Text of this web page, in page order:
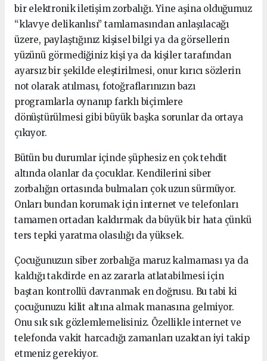
bir elektronik iletişim zorbalığı. Yine aşina olduğumuz
“klavye delikanlısı” tamlamasından anlaşılacağı
üzere, paylaştığınız kişisel bilgi ya da görsellerin
yüzünü görmediğiniz kişi ya da kişiler tarafından
ayarsız bir şekilde eleştirilmesi, onur kırıcı sözlerin
not olarak atılması, fotoğraflarınızın bazı
programlarla oynanıp farklı biçimlere
dönüştürülmesi gibi büyük başka sorunlar da ortaya
çıkıyor.
Bütün bu durumlar içinde şüphesiz en çok tehdit
altında olanlar da çocuklar. Kendilerini siber
zorbalığın ortasında bulmaları çok uzun sürmüyor.
Onları bundan korumak için internet ve telefonları
tamamen ortadan kaldırmak da büyük bir hata çünkü
ters tepki yaratma olasılığı da yüksek.
Çocuğunuzun siber zorbalığa maruz kalmaması ya da
kaldığı takdirde en az zararla atlatabilmesi için
baştan kontrollü davranmak en doğrusu. Bu tabi ki
çocuğunuzu kilit altına almak manasına gelmiyor.
Onu sık sık gözlemlemelisiniz. Özellikle internet ve
telefonda vakit harcadığı zamanları uzaktan iyi takip
etmeniz gerekiyor.